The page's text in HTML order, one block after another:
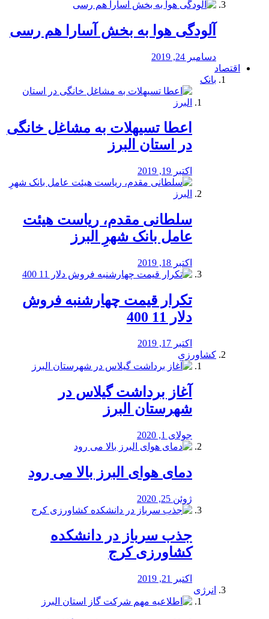
آلودگی هوا به بخش آسارا هم رسی
دسامبر 24, 2019
اقتصاد
بانک
️اعطا تسیهلات به مشاغل خانگی
در استان البرز
اکتبر 19, 2019
سلطانی مقدم، ریاست هیئت
عامل بانک شهرِ البرز
اکتبر 18, 2019
تکرار قیمت چهارشنبه فروش
دلار 11 400
اکتبر 17, 2019
کشاورزی
آغاز برداشت گیلاس در
شهرستان البرز
جولای 1, 2020
دمای هوای البرز بالا می رود
ژوئن 25, 2020
جذب سرباز در دانشکده
کشاورزی کرج
اکتبر 21, 2019
انرژی